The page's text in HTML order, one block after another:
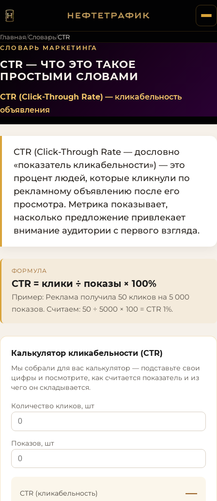
Главная/Словарь/CTR
СЛОВАРЬ МАРКЕТИНГА
CTR — ЧТО ЭТО ТАКОЕ
ПРОСТЫМИ СЛОВАМИ
CTR (Click-Through Rate) — кликабельность
объявления
CTR (Click-Through Rate — дословно
«показатель кликабельности») — это
процент людей, которые кликнули по
рекламному объявлению после его
просмотра. Метрика показывает,
насколько предложение привлекает
внимание аудитории с первого взгляда.
ФОРМУЛА
CTR = клики ÷ показы × 100%
Пример: Реклама получила 50 кликов на 5 000
показов. Считаем: 50 ÷ 5000 × 100 = CTR 1%.
Калькулятор кликабельности (CTR)
Мы собрали для вас калькулятор — подставьте свои
цифры и посмотрите, как считается показатель и из
чего он складывается.
Количество кликов, шт
Показов, шт
CTR (кликабельность) —